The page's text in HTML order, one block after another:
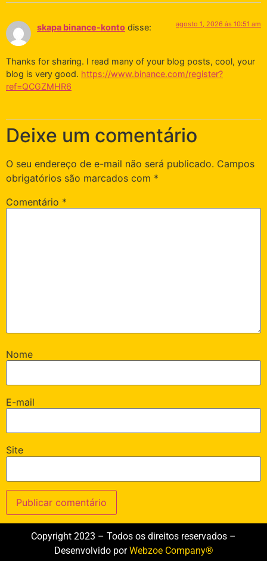
skapa binance-konto disse: agosto 1, 2026 às 10:51 am
Thanks for sharing. I read many of your blog posts, cool, your
blog is very good. https://www.binance.com/register?
ref=QCGZMHR6
Deixe um comentário
O seu endereço de e-mail não será publicado. Campos
obrigatórios são marcados com *
Comentário *
Nome
E-mail
Site
Copyright 2023 – Todos os direitos reservados –
Desenvolvido porWebzoe Company®